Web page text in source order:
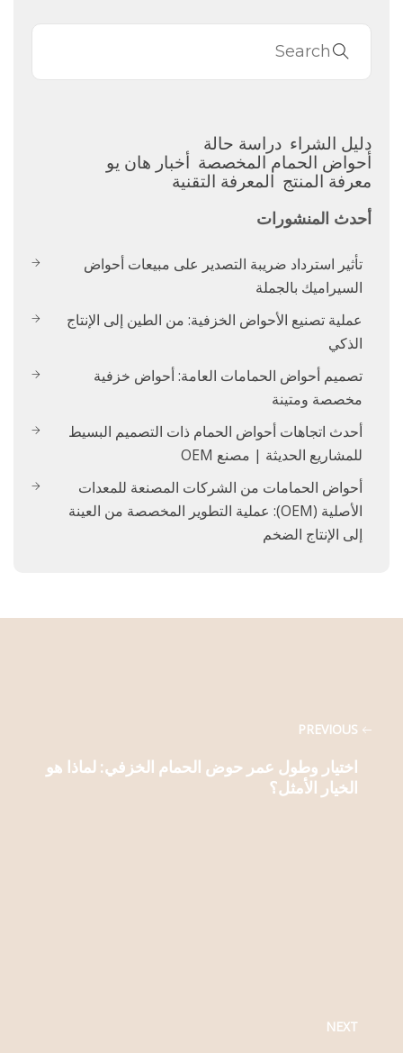
دليل الشراء دراسة حالة
أحواض الحمام المخصصة أخبار هان يو
معرفة المنتج المعرفة التقنية
أحدث المنشورات
تأثير استرداد ضريبة التصدير على مبيعات أحواض
السيراميك بالجملة
عملية تصنيع الأحواض الخزفية: من الطين إلى الإنتاج
الذكي
تصميم أحواض الحمامات العامة: أحواض خزفية
مخصصة ومتينة
أحدث اتجاهات أحواض الحمام ذات التصميم البسيط
للمشاريع الحديثة | مصنع OEM
أحواض الحمامات من الشركات المصنعة للمعدات
الأصلية (OEM): عملية التطوير المخصصة من العينة
إلى الإنتاج الضخم
PREVIOUS
اختيار وطول عمر حوض الحمام الخزفي: لماذا هو
الخيار الأمثل؟
NEXT